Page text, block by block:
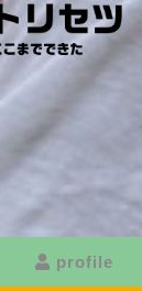
profile